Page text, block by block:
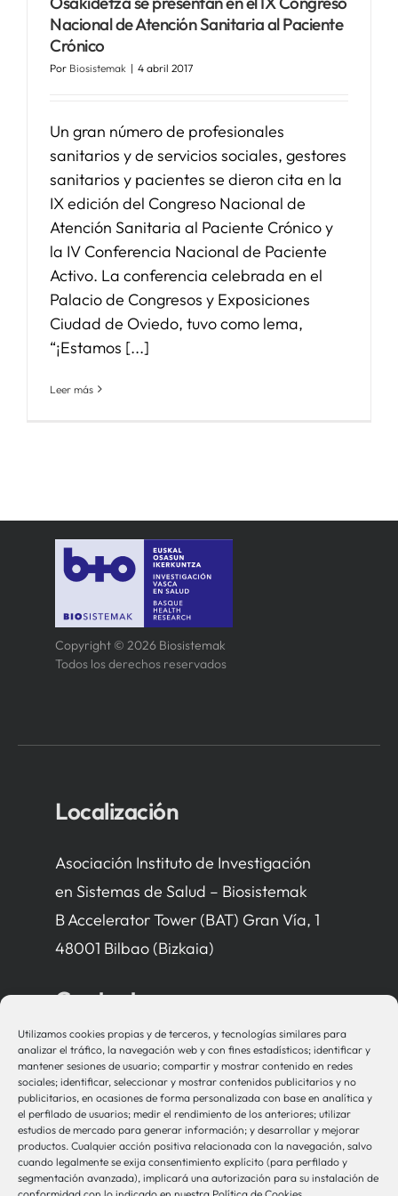
Utilizamos cookies propias y de terceros, y tecnologías similares para
analizar el tráfico, la navegación web y con fines estadísticos; identificar y
mantener sesiones de usuario; compartir y mostrar contenido en redes
sociales; identificar, seleccionar y mostrar contenidos publicitarios y no
publicitarios, en ocasiones de forma personalizada con base en analítica y
el perfilado de usuarios; medir el rendimiento de los anteriores; utilizar
estudios de mercado para generar información; y desarrollar y mejorar
productos. Cualquier acción positiva relacionada con la navegación, salvo
cuando legalmente se exija consentimiento explícito (para perfilado y
segmentación avanzada), implicará una autorización para su instalación de
SERVICIOS
NOTICIAS
Nacional de Atención Sanitaria al Paciente
Crónico
Por Biosistemak | 4 abril 2017
Un gran número de profesionales
sanitarios y de servicios sociales, gestores
sanitarios y pacientes se dieron cita en la
IX edición del Congreso Nacional de
Atención Sanitaria al Paciente Crónico y
la IV Conferencia Nacional de Paciente
Activo. La conferencia celebrada en el
Palacio de Congresos y Exposiciones
Ciudad de Oviedo, tuvo como lema,
“¡Estamos [...]
Leer más
Copyright © 2026 Biosistemak
Todos los derechos reservados
Localización
Asociación Instituto de Investigación
en Sistemas de Salud – Biosistemak
B Accelerator Tower (BAT) Gran Vía, 1
48001 Bilbao (Bizkaia)
Contacto
bio-sistemak@bio-sistemak.eus
944 00 77 90
Otros Enlaces